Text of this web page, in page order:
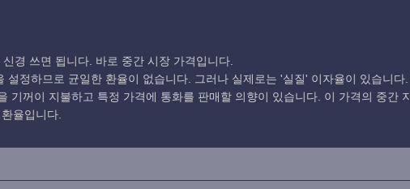
경 쓰면 됩니다. 바로 중간 시장 가격입니다.
정하므로 균일한 환율이 없습니다. 그러나 실제로는 '실질' 이자율이 있습니다
기꺼이 지불하고 특정 가격에 통화를 판매할 의향이 있습니다. 이 가격의 중간
율입니다.